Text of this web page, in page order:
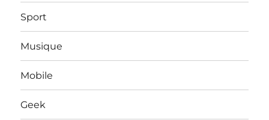
Sport
Musique
Mobile
Geek